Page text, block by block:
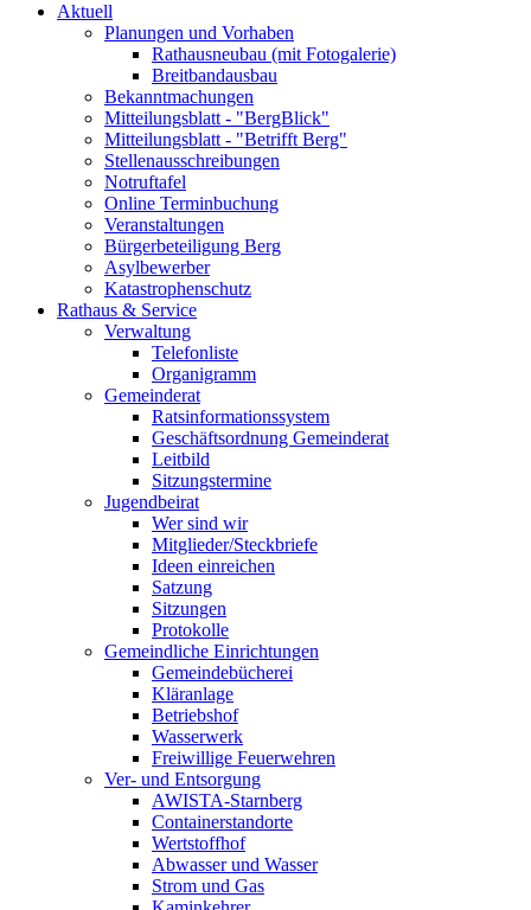
Aktuell
Planungen und Vorhaben
Rathausneubau (mit Fotogalerie)
Breitbandausbau
Bekanntmachungen
Mitteilungsblatt - "BergBlick"
Mitteilungsblatt - "Betrifft Berg"
Stellenausschreibungen
Notruftafel
Online Terminbuchung
Veranstaltungen
Bürgerbeteiligung Berg
Asylbewerber
Katastrophenschutz
Rathaus & Service
Verwaltung
Telefonliste
Organigramm
Gemeinderat
Ratsinformationssystem
Geschäftsordnung Gemeinderat
Leitbild
Sitzungstermine
Jugendbeirat
Wer sind wir
Mitglieder/Steckbriefe
Ideen einreichen
Satzung
Sitzungen
Protokolle
Gemeindliche Einrichtungen
Gemeindebücherei
Kläranlage
Betriebshof
Wasserwerk
Freiwillige Feuerwehren
Ver- und Entsorgung
AWISTA-Starnberg
Containerstandorte
Wertstoffhof
Abwasser und Wasser
Strom und Gas